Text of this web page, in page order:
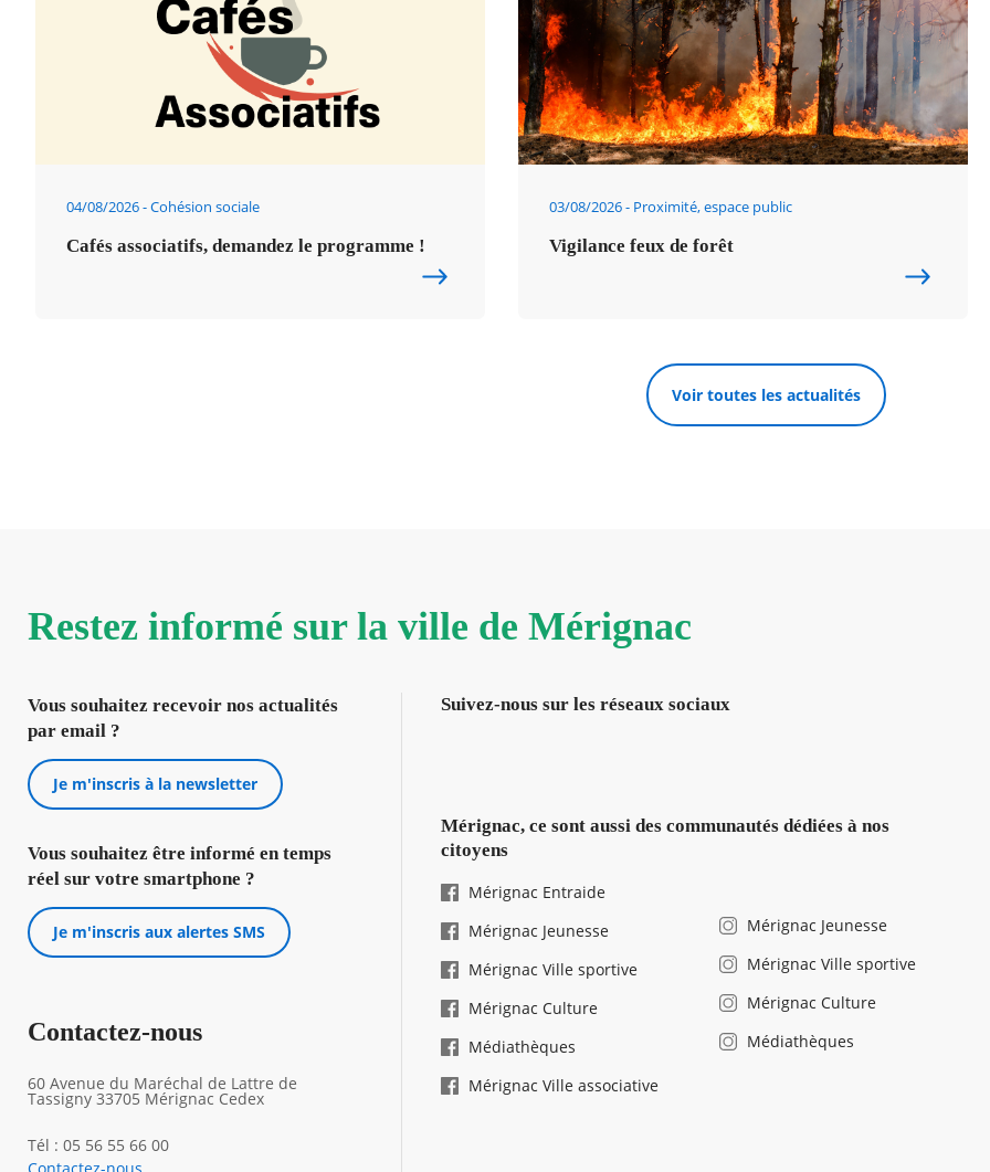
04/08/2026 Cohésion sociale
Cafés associatifs, demandez le programme !
03/08/2026 Proximité, espace public
Vigilance feux de forêt
Voir toutes les actualités
Restez informé sur la ville de Mérignac
Vous souhaitez recevoir nos actualités
par email ?
Je m'inscris à la newsletter
Vous souhaitez être informé en temps
réel sur votre smartphone ?
Je m'inscris aux alertes SMS
Contactez-nous
60 Avenue du Maréchal de Lattre de
Tassigny 33705 Mérignac Cedex
Tél : 05 56 55 66 00
Suivez-nous sur les réseaux sociaux
Mérignac, ce sont aussi des communautés dédiées à nos
citoyens
Mérignac Entraide
Mérignac Jeunesse
Mérignac Ville sportive
Mérignac Culture
Médiathèques
Mérignac Ville associative
Mérignac Jeunesse
Mérignac Ville sportive
Mérignac Culture
Médiathèques